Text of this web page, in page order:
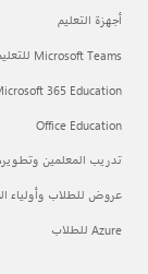
أجهزة التعليم
Microsoft Teams للتعليم
365 Education
Office Education
تدريب المعلمين
عروض للطلاب وأولياء
Azure للطلاب